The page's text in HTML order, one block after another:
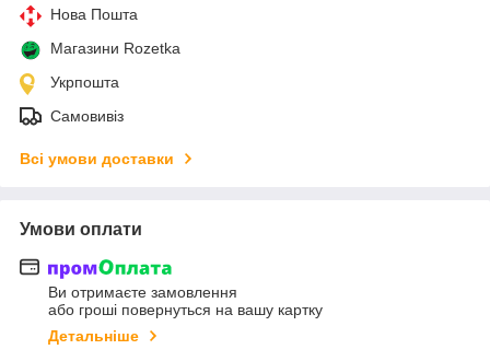
Нова Пошта
Магазини Rozetka
Укрпошта
Самовивіз
Всі умови доставки
Умови оплати
Ви отримаєте замовлення
або гроші повернуться на вашу картку
Детальніше